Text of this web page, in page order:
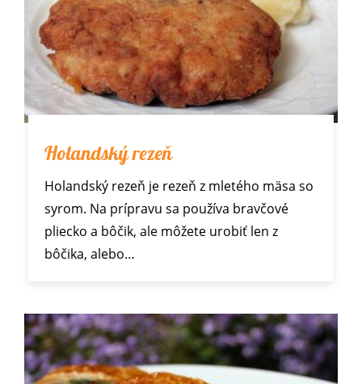
Holandský rezeň
Holandský rezeň je rezeň z mletého mäsa so
syrom. Na prípravu sa používa bravčové
pliecko a bôčik, ale môžete urobiť len z
bôčika, alebo…